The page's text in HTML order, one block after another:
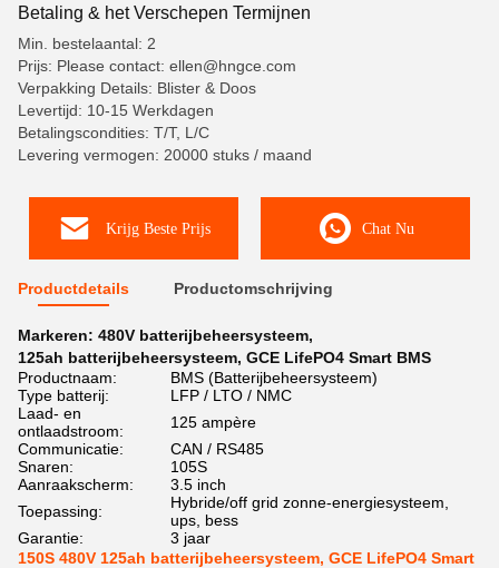
Betaling & het Verschepen Termijnen
Min. bestelaantal: 2
Prijs: Please contact: ellen@hngce.com
Verpakking Details: Blister & Doos
Levertijd: 10-15 Werkdagen
Betalingscondities: T/T, L/C
Levering vermogen: 20000 stuks / maand
Krijg Beste Prijs Chat Nu
Productdetails Productomschrijving
Markeren: 480V batterijbeheersysteem,
125ah batterijbeheersysteem, GCE LifePO4 Smart BMS
Productnaam:
BMS (Batterijbeheersysteem)
Type batterij:
LFP / LTO / NMC
Laad- en
ontlaadstroom:
125 ampère
Communicatie:
CAN / RS485
Snaren:
105S
Aanraakscherm:
3.5 inch
Toepassing:
Hybride/off grid zonne-energiesysteem,
ups, bess
Garantie:
3 jaar
150S 480V 125ah batterijbeheersysteem, GCE LifePO4 Smart